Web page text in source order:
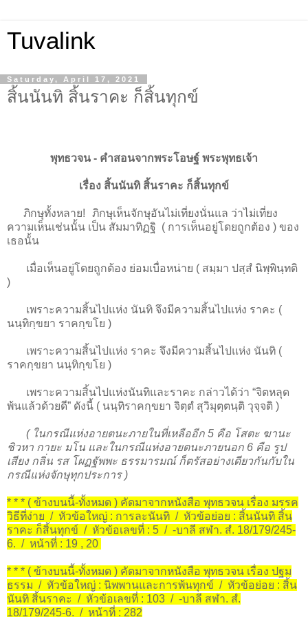
Tuvalink
Saturday, April 17, 2021
สิ้นนันทิ สิ้นราคะ ก็สิ้นทุกข์
พุทธวจน - คําสอนจากพระโอษฐ์ พระพุทธเจ้า
เรื่อง สิ้นนันทิ สิ้นราคะ ก็สิ้นทุกข์
ภิกษุทั้งหลาย! ภิกษุเห็นจักษุอันไม่เที่ยงนั่นแล ว่าไม่เที่ยง
ความเห็นเช่นนั้น เป็น สัมมาทิฏฐิ ( การเห็นอยู่โดยถูกต้อง ) ของ
เธอนั้น
เมื่อเห็นอยู่โดยถูกต้อง ย่อมเบื่อหน่าย ( สมฺมา ปสฺสํ นิพฺพินฺทติ
)
เพราะความสิ้นไปแห่ง นันทิ จึงมีความสิ้นไปแห่ง ราคะ (
นนฺทิกฺขยา ราคกฺขโย )
เพราะความสิ้นไปแห่ง ราคะ จึงมีความสิ้นไปแห่ง นันทิ (
ราคกฺขยา นนฺทิกฺขโย )
เพราะความสิ้นไปแห่งนันทิและราคะ กล่าวได้ว่า “จิตหลุด
พ้นแล้วด้วยดี” ดังนี้ ( นนฺทิราคกฺขยา จิตฺตํ สุวิมุตฺตนฺติ วุจฺจติ )
( ในกรณีแห่งอายตนะภายในที่เหลืออีก 5 คือ โสตะ ฆานะ
ชิวหา กายะ มโน และในกรณีแห่งอายตนะภายนอก 6 คือ รูป
เสียง กลิ่น รส โผฏฐัพพะ ธรรมารมณ์ ก็ตรัสอย่างเดียวกันกับใน
กรณีแห่งจักษุทุกประการ )
* * * ( ข้างบนนี้-ทั้งหมด ) คัดมาจากหนังสือ พุทธวจน เรื่อง มรรค
วิธีที่ง่าย / หัวข้อใหญ่ : การละนันทิ / หัวข้อย่อย : สิ้นนันทิ สิ้น
ราคะ ก็สิ้นทุกข์ / หัวข้อเลขที่ : 5 / -บาลี สฬา. สํ. 18/179/245-
6. / หน้าที่ : 19 , 20
* * * ( ข้างบนนี้-ทั้งหมด ) คัดมาจากหนังสือ พุทธวจน เรื่อง ปฐม
ธรรม / หัวข้อใหญ่ : นิพพานและการพ้นทุกข์ / หัวข้อย่อย : สิ้น
นันทิ สิ้นราคะ / หัวข้อเลขที่ : 103 / -บาลี สฬา. สํ.
18/179/245-6. / หน้าที่ : 282